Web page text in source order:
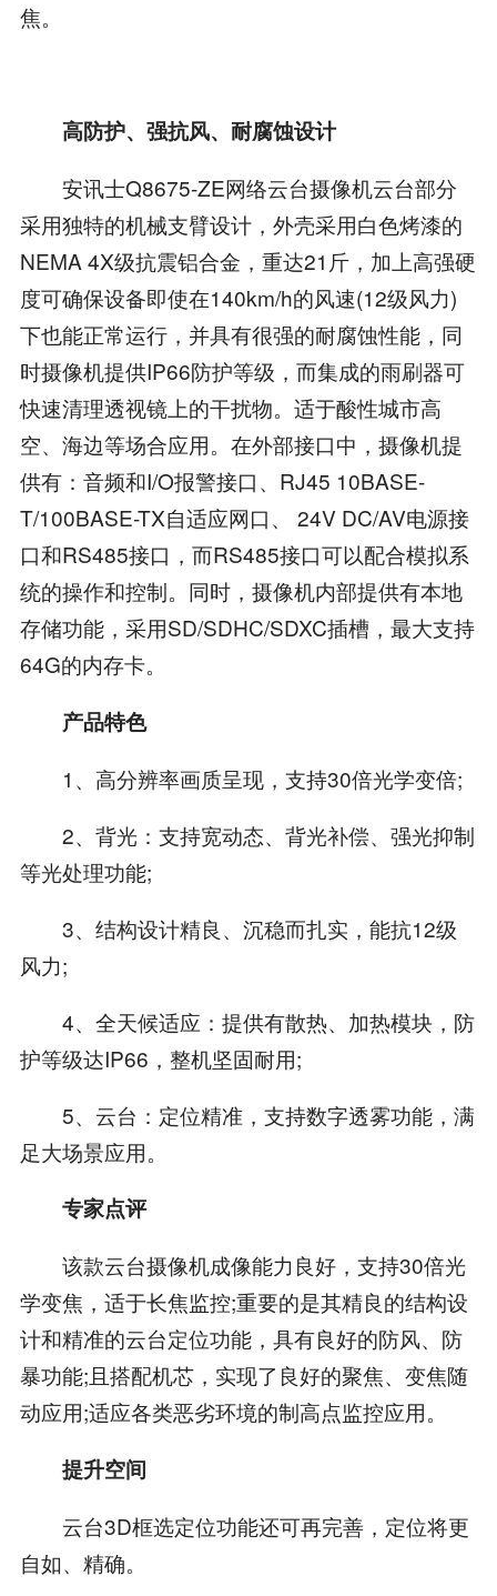
焦。
高防护、强抗风、耐腐蚀设计
安讯士Q8675-ZE网络云台摄像机云台部分
采用独特的机械支臂设计，外壳采用白色烤漆的
NEMA 4X级抗震铝合金，重达21斤，加上高强硬
度可确保设备即使在140km/h的风速(12级风力)
下也能正常运行，并具有很强的耐腐蚀性能，同
时摄像机提供IP66防护等级，而集成的雨刷器可
快速清理透视镜上的干扰物。适于酸性城市高
空、海边等场合应用。在外部接口中，摄像机提
供有：音频和I/O报警接口、RJ45 10BASE-
T/100BASE-TX自适应网口、 24V DC/AV电源接
口和RS485接口，而RS485接口可以配合模拟系
统的操作和控制。同时，摄像机内部提供有本地
存储功能，采用SD/SDHC/SDXC插槽，最大支持
64G的内存卡。
产品特色
1、高分辨率画质呈现，支持30倍光学变倍;
2、背光：支持宽动态、背光补偿、强光抑制
等光处理功能;
3、结构设计精良、沉稳而扎实，能抗12级
风力;
4、全天候适应：提供有散热、加热模块，防
护等级达IP66，整机坚固耐用;
5、云台：定位精准，支持数字透雾功能，满
足大场景应用。
专家点评
该款云台摄像机成像能力良好，支持30倍光
学变焦，适于长焦监控;重要的是其精良的结构设
计和精准的云台定位功能，具有良好的防风、防
暴功能;且搭配机芯，实现了良好的聚焦、变焦随
动应用;适应各类恶劣环境的制高点监控应用。
提升空间
云台3D框选定位功能还可再完善，定位将更
自如、精确。